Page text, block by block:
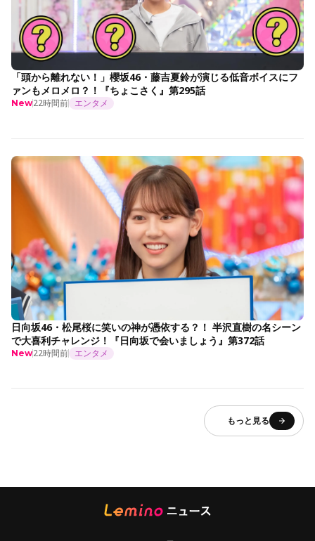
「頭から離れない！」櫻坂46・藤吉夏鈴が演じる低音ボイスにフ
ァンもメロメロ？！『ちょこさく』第295話
New22時間前 エンタメ
日向坂46・松尾桜に笑いの神が憑依する？！ 半沢直樹の名シーン
で大喜利チャレンジ！『日向坂で会いましょう』第372話
New22時間前 エンタメ
もっと見る